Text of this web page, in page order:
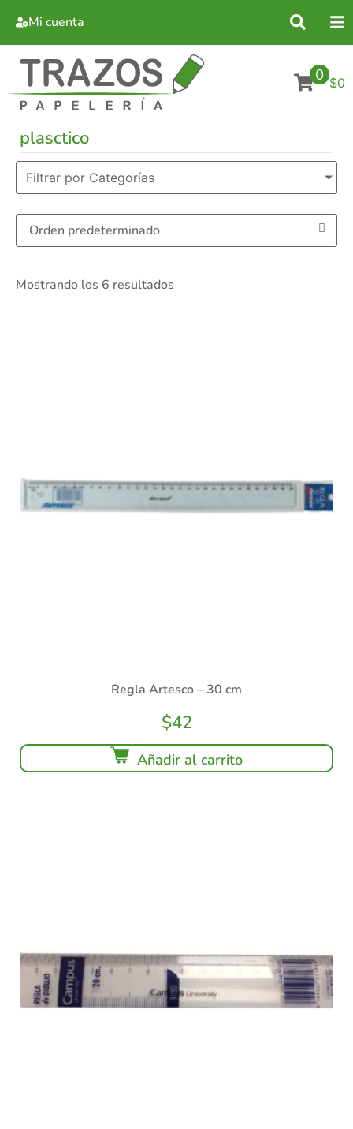
Mi cuenta
0 $0
plasctico
Filtrar por Categorías
Mostrando los 6 resultados
Regla Artesco – 30 cm
$42
Añadir al carrito